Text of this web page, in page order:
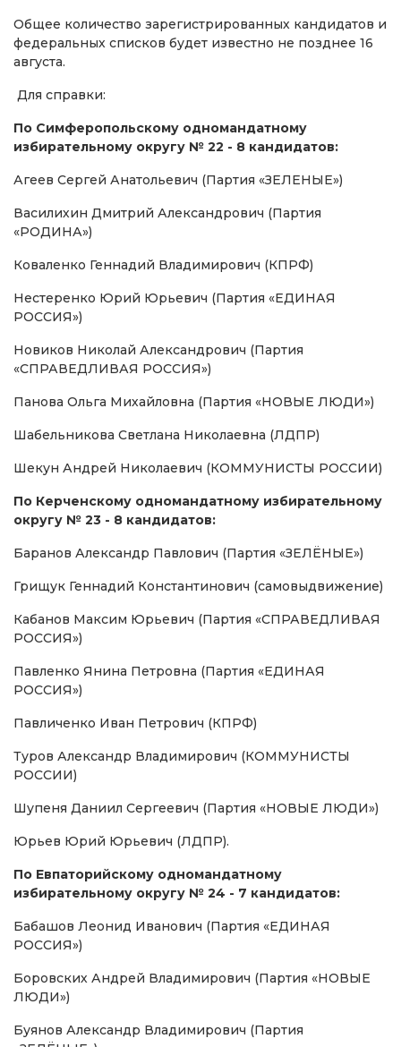
Общее количество зарегистрированных кандидатов и
федеральных списков будет известно не позднее 16
августа.
Для справки:
По Симферопольскому одномандатному
избирательному округу № 22 - 8 кандидатов:
Агеев Сергей Анатольевич (Партия «ЗЕЛЕНЫЕ»)
Василихин Дмитрий Александрович (Партия
«РОДИНА»)
Коваленко Геннадий Владимирович (КПРФ)
Нестеренко Юрий Юрьевич (Партия «ЕДИНАЯ
РОССИЯ»)
Новиков Николай Александрович (Партия
«СПРАВЕДЛИВАЯ РОССИЯ»)
Панова Ольга Михайловна (Партия «НОВЫЕ ЛЮДИ»)
Шабельникова Светлана Николаевна (ЛДПР)
Шекун Андрей Николаевич (КОММУНИСТЫ РОССИИ)
По Керченскому одномандатному избирательному
округу № 23 - 8 кандидатов:
Баранов Александр Павлович (Партия «ЗЕЛЁНЫЕ»)
Грищук Геннадий Константинович (самовыдвижение)
Кабанов Максим Юрьевич (Партия «СПРАВЕДЛИВАЯ
РОССИЯ»)
Павленко Янина Петровна (Партия «ЕДИНАЯ
РОССИЯ»)
Павличенко Иван Петрович (КПРФ)
Туров Александр Владимирович (КОММУНИСТЫ
РОССИИ)
Шупеня Даниил Сергеевич (Партия «НОВЫЕ ЛЮДИ»)
Юрьев Юрий Юрьевич (ЛДПР).
По Евпаторийскому одномандатному
избирательному округу № 24 - 7 кандидатов:
Бабашов Леонид Иванович (Партия «ЕДИНАЯ
РОССИЯ»)
Боровских Андрей Владимирович (Партия «НОВЫЕ
ЛЮДИ»)
Буянов Александр Владимирович (Партия